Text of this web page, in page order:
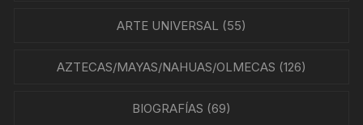
ARTE UNIVERSAL (55)
AZTECAS/MAYAS/NAHUAS/OLMECAS (126)
BIOGRAFÍAS (69)